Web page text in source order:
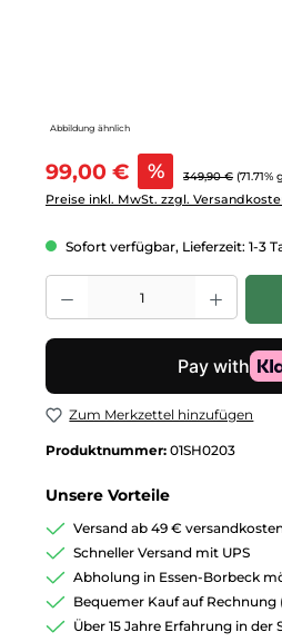
Abbildung ähnlich
Verkaufspreis:
99,00 € % Regulärer Preis:
349,90 € (71.71%
Preise inkl. MwSt. zzgl.
Sofort verfügbar, Lieferzeit: 1-3
Produkt Anzahl: Gib den
Zum Merkzettel hinzufügen
Produktnummer: 01SH0203
Unsere Vorteile
Versand ab 49 €
Schneller Versand mit UPS
Abholung in Essen-Borbeck
Bequemer Kauf auf Rechnung
Über 15 Jahre Erfahrung in der